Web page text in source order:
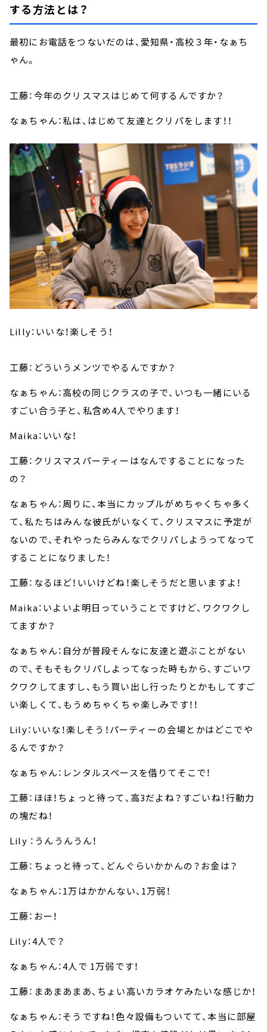
する方法とは？
最初にお電話をつないだのは、愛知県・高校３年・なぁち
ゃん。
工藤：今年のクリスマスはじめて何するんですか？
なぁちゃん：私は、はじめて友達とクリパをします！！
Lilly：いいな！楽しそう！
工藤：どういうメンツでやるんですか？
なぁちゃん：高校の同じクラスの子で、いつも一緒にいる
すごい合う子と、私含め4人でやります！
Maika：いいな！
工藤：クリスマスパーティーはなんですることになった
の？
なぁちゃん：周りに、本当にカップルがめちゃくちゃ多く
て、私たちはみんな彼氏がいなくて、クリスマスに予定が
ないので、それやったらみんなでクリパしようってなって
することになりました！
工藤：なるほど！いいけどね！楽しそうだと思いますよ！
Maika：いよいよ明日っていうことですけど、ワクワクし
てますか？
なぁちゃん：自分が普段そんなに友達と遊ぶことがない
ので、そもそもクリパしよってなった時もから、すごいワ
クワクしてますし、もう買い出し行ったりとかもしてすご
い楽しくて、もうめちゃくちゃ楽しみです！！
Lily：いいな！楽しそう！パーティーの会場とかはどこでや
るんですか？
なぁちゃん：レンタルスペースを借りてそこで！
工藤：ほほ！ちょっと待って、高3だよね？すごいね！行動力
の塊だね！
Lily ：うんうんうん！
工藤：ちょっと待って、どんぐらいかかんの？お金は？
なぁちゃん：1万はかかんない、1万弱！
工藤：おー！
Lily：4人で？
なぁちゃん：4人で 1万弱です！
工藤：まあまあまあ、ちょい高いカラオケみたいな感じか！
なぁちゃん：そうですね！色々設備もついてて、本当に部屋